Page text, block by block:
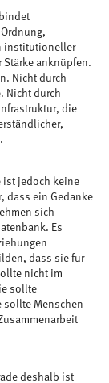
institutioneller
Stärke anknüpfen.
Nicht durch
Nicht durch
die
ist jedoch keine
dass ein Gedanke
sich
Es
dass sie für
nicht im
sollte
sollte Menschen
deshalb ist